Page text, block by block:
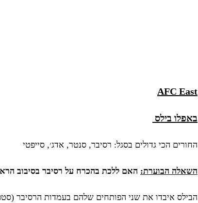
AFC East
באפלו בילס
החורים הכי גדולים בסגל: רסיבר, סנטר, אדג׳, סייפטי
השאלה הבוערת: האם ללכת בהכרח על רסיבר בסיבוב
הבילס איבדו את שני הפותחים שלהם בעמדות הרסיבר